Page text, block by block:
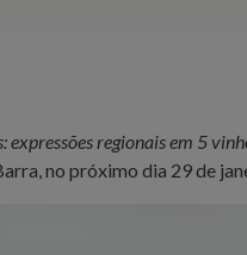
expressões regionais em 5
no próximo dia 29 de